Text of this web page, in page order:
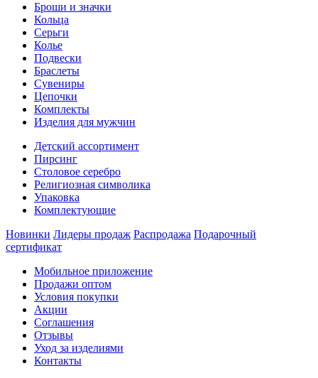
Броши и значки
Кольца
Серьги
Колье
Подвески
Браслеты
Сувениры
Цепочки
Комплекты
Изделия для мужчин
Детский ассортимент
Пирсинг
Столовое серебро
Религиозная символика
Упаковка
Комплектующие
Новинки Лидеры продаж Распродажа Подарочный
сертификат
Мобильное приложение
Продажи оптом
Условия покупки
Акции
Соглашения
Отзывы
Уход за изделиями
Контакты